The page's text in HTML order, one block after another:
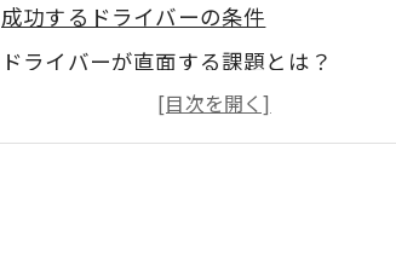
成功するドライバーの条件
ドライバーが直面する課題とは？
運送業界の未来とは？
運送業界で働く魅力とは？